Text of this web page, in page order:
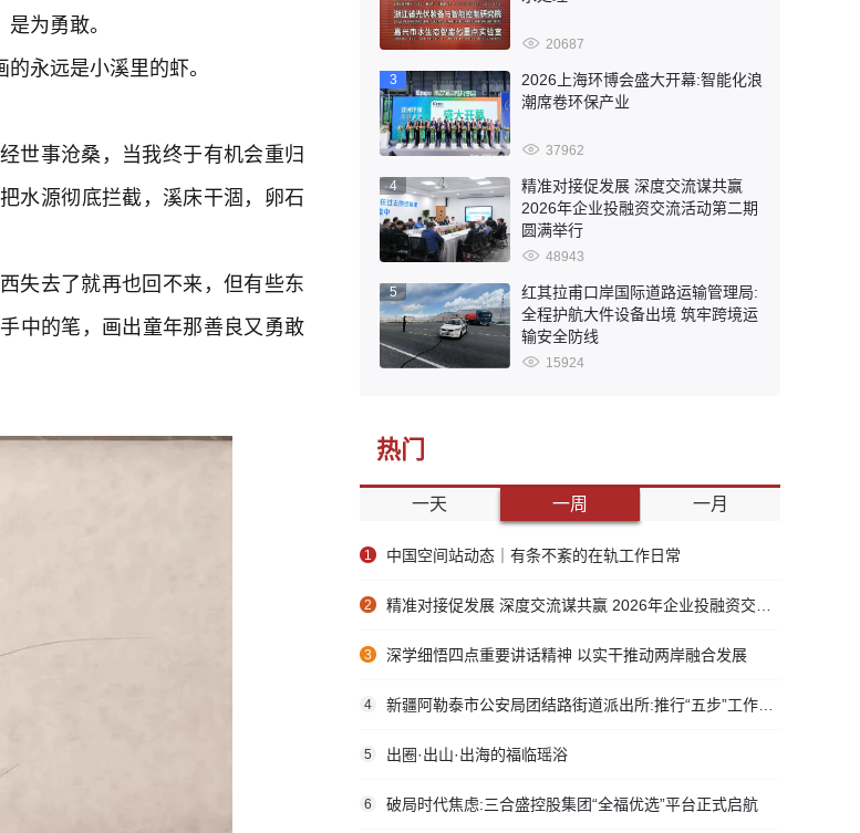
为勇敢。
永远是小溪里的虾。
世事沧桑，当我终于有机会重归
水源彻底拦截，溪床干涸，卵石
失去了就再也回不来，但有些东
中的笔，画出童年那善良又勇敢
20687
3
2026上海环博会盛大开幕:智能化浪
潮席卷环保产业
37962
4
精准对接促发展 深度交流谋共赢
2026年企业投融资交流活动第二期
圆满举行
48943
5
红其拉甫口岸国际道路运输管理局:
全程护航大件设备出境 筑牢跨境运
输安全防线
15924
热门
一天 一周 一月
1 中国空间站动态｜有条不紊的在轨工作日常
2 精准对接促发展 深度交流谋共赢 2026年企业投融资交流活动第二期圆满举行
3 深学细悟四点重要讲话精神 以实干推动两岸融合发展
4 新疆阿勒泰市公安局团结路街道派出所:推行“五步”工作法 打造新时代“枫”景线
5 出圈·出山·出海的福临瑶浴
6 破局时代焦虑:三合盛控股集团“全福优选”平台正式启航